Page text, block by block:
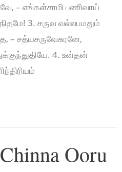
– எங்கள்சாமி பணிவாய்
3. சருவ வல்லபமதும்
– சத்யசருவேசுரனே,
4. உன்தன்
Ooru